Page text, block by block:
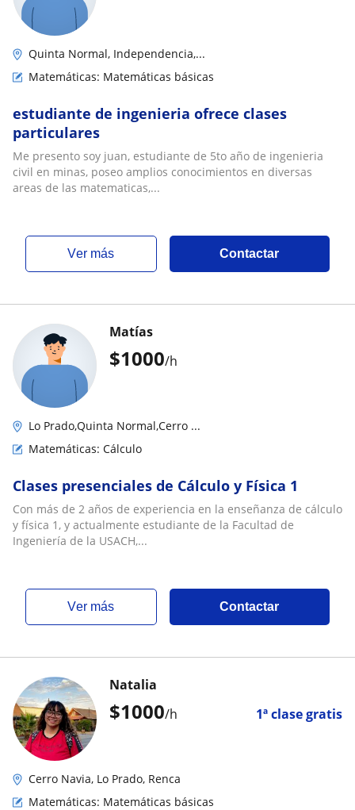
Quinta Normal, Independencia,...
Matemáticas: Matemáticas básicas
estudiante de ingenieria ofrece clases
particulares
Me presento soy juan, estudiante de 5to año de ingenieria
civil en minas, poseo amplios conocimientos en diversas
areas de las matematicas,...
ver más Contactar
$1000/h
Matías
Lo Prado,Quinta Normal,Cerro ...
Matemáticas: Cálculo
Clases presenciales de Cálculo y Física 1
Con más de 2 años de experiencia en la enseñanza de cálculo
y física 1, y actualmente estudiante de la Facultad de
Ingeniería de la USACH,...
ver más Contactar
$1000/h 1ª clase gratis
Natalia
Cerro Navia, Lo Prado, Renca
Matemáticas: Matemáticas básicas